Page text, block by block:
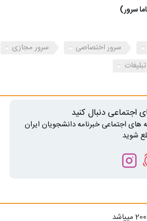
سرور)
سرور اختصاصی
سرور مجازی
تبلیغات
اجتماعی دنبال کنید
اجتماعی خبرنامه دانشجویان ایران
شوید